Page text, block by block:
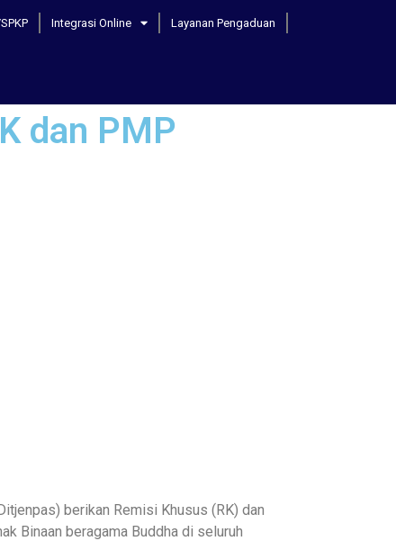
Integrasi Online Layanan Pengaduan
dan PMP
berikan Remisi Khusus (RK) dan
Binaan beragama Buddha di seluruh